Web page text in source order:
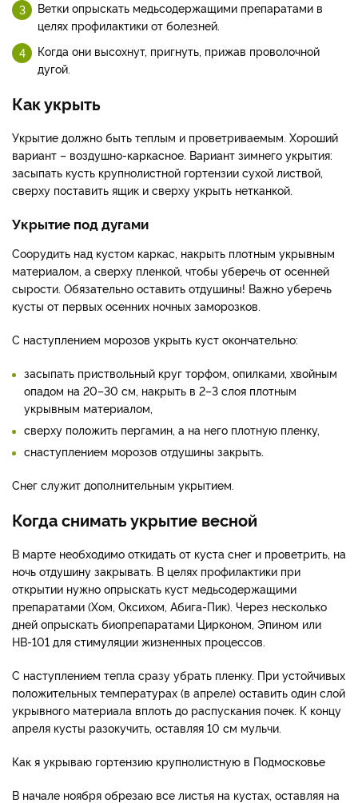
Ветки опрыскать медьсодержащими препаратами в
целях профилактики от болезней.
Когда они высохнут, пригнуть, прижав проволочной
дугой.
Как укрыть
Укрытие должно быть теплым и проветриваемым. Хороший
вариант – воздушно-каркасное. Вариант зимнего укрытия:
засыпать кусть крупнолистной гортензии сухой листвой,
сверху поставить ящик и сверху укрыть нетканкой.
Укрытие под дугами
Соорудить над кустом каркас, накрыть плотным укрывным
материалом, а сверху пленкой, чтобы уберечь от осенней
сырости. Обязательно оставить отдушины! Важно уберечь
кусты от первых осенних ночных заморозков.
С наступлением морозов укрыть куст окончательно:
засыпать приствольный круг торфом, опилками, хвойным
опадом на 20–30 см, накрыть в 2–3 слоя плотным
укрывным материалом,
сверху положить пергамин, а на него плотную пленку,
снаступлением морозов отдушины закрыть.
Снег служит дополнительным укрытием.
Когда снимать укрытие весной
В марте необходимо откидать от куста снег и проветрить, на
ночь отдушину закрывать. В целях профилактики при
открытии нужно опрыскать куст медьсодержащими
препаратами (Хом, Оксихом, Абига-Пик). Через несколько
дней опрыскать биопрепаратами Цирконом, Эпином или
НВ-101 для стимуляции жизненных процессов.
С наступлением тепла сразу убрать пленку. При устойчивых
положительных температурах (в апреле) оставить один слой
укрывного материала вплоть до распускания почек. К концу
апреля кусты разокучить, оставляя 10 см мульчи.
Как я укрываю гортензию крупнолистную в Подмосковье
В начале ноября обрезаю все листья на кустах, оставляя на